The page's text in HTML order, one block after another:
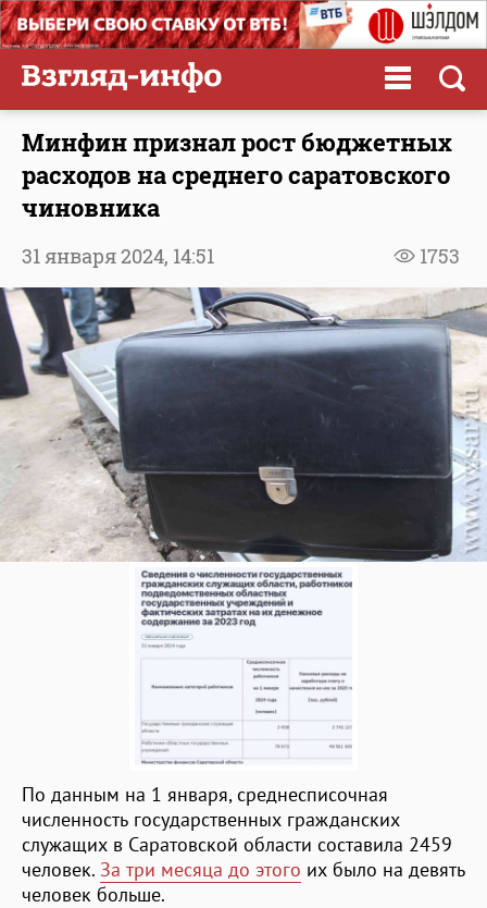
Минфин признал рост бюджетных
расходов на среднего саратовского
чиновника
1753
31 января 2024, 14:51
По данным на 1 января, среднесписочная
численность государственных гражданских
служащих в Саратовской области составила 2459
человек. За три месяца до этого их было на девять
человек больше.